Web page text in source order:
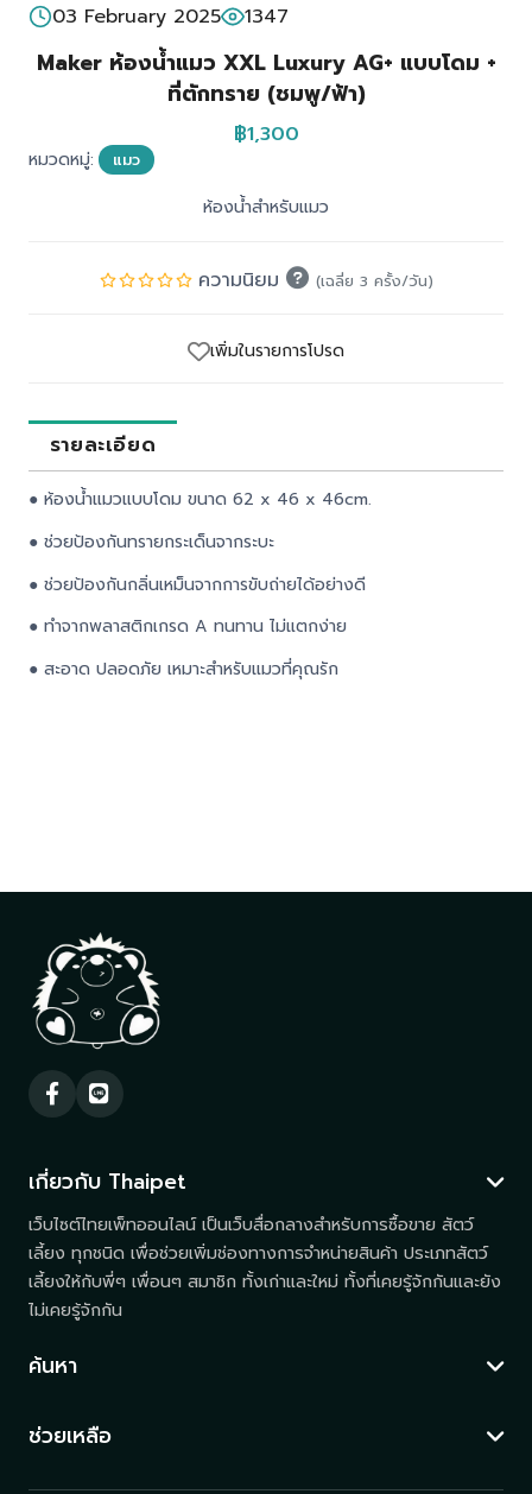
03 February 2025 1347
Maker ห้องน้ำแมว XXL Luxury AG+ แบบโดม +
ที่ตักทราย (ชมพู/ฟ้า)
฿1,300
หมวดหมู่: แมว
ห้องน้ำสำหรับแมว
ความนิยม (เฉลี่ย 3 ครั้ง/วัน)
เพิ่มในรายการโปรด
รายละเอียด
● ห้องน้ำแมวแบบโดม ขนาด 62 x 46 x 46cm.
● ช่วยป้องกันทรายกระเด็นจากระบะ
● ช่วยป้องกันกลิ่นเหม็นจากการขับถ่ายได้อย่างดี
● ทำจากพลาสติกเกรด A ทนทาน ไม่แตกง่าย
● สะอาด ปลอดภัย เหมาะสำหรับแมวที่คุณรัก
เกี่ยวกับ Thaipet
เว็บไซต์ไทยเพ็ทออนไลน์ เป็นเว็บสื่อกลางสำหรับการซื้อขาย สัตว์
เลี้ยง ทุกชนิด เพื่อช่วยเพิ่มช่องทางการจำหน่ายสินค้า ประเภทสัตว์
เลี้ยงให้กับพี่ๆ เพื่อนๆ สมาชิก ทั้งเก่าและใหม่ ทั้งที่เคยรู้จักกันและยัง
ไม่เคยรู้จักกัน
ค้นหา
ช่วยเหลือ